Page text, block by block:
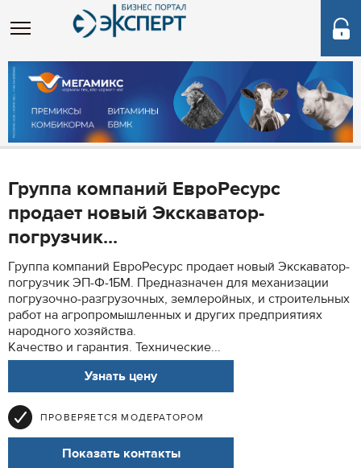
Группа компаний ЕвроРесурс
продает новый Экскаватор-
погрузчик...
Группа компаний ЕвроРесурс продает новый Экскаватор-
погрузчик ЭП-Ф-1БМ. Предназначен для механизации
погрузочно-разгрузочных, землеройных, и строительных
работ на агропромышленных и других предприятиях
народного хозяйства.
Качество и гарантия. Технические...
Узнать цену
ПРОВЕРЯЕТСЯ МОДЕРАТОРОМ
Показать контакты